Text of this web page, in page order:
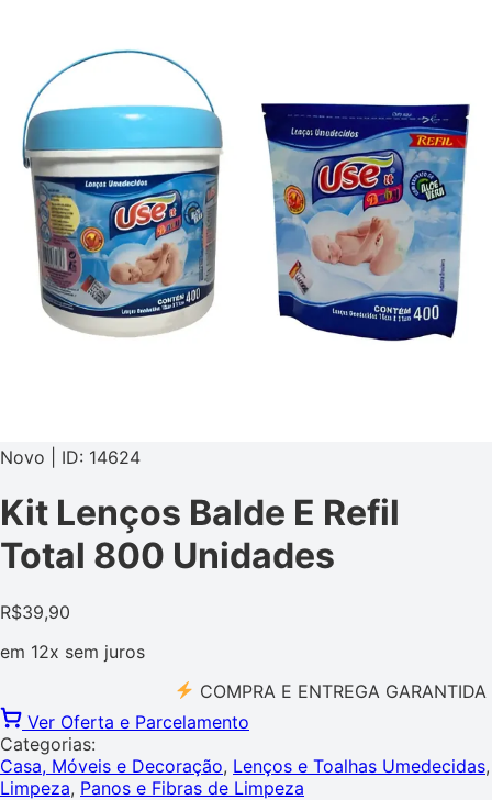
Novo | ID: 14624
Kit Lenços Balde E Refil
Total 800 Unidades
R$39,90
em 12x sem juros
COMPRA E ENTREGA GARANTIDA
Ver Oferta e Parcelamento
Categorias:
Casa, Móveis e Decoração, Lenços e Toalhas Umedecidas,
Limpeza, Panos e Fibras de Limpeza